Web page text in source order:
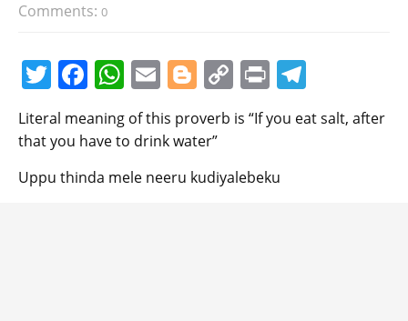
Comments: 0
T
w
itt
er
F
c
e
b
W
h
at
s
A
E
m
ai
Bl
g
er
C
o
p
y
Li
Pr
t
el
e
Literal meaning of this proverb is “If you eat salt, after
that you have to drink water”
Uppu thinda mele neeru kudiyalebeku